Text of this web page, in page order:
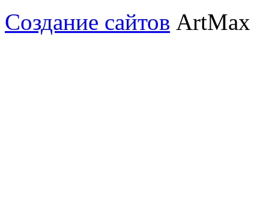
Создание сайтов ArtMax